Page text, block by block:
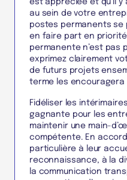
est appréciée et qu’il y
au sein de votre
postes permanents se
en faire part en
permanente n’est pas
exprimez clairement
de futurs projets
terme les encouragera
Fidéliser les
gagnante pour les
maintenir une main-
compétente. En
particulière à leur
reconnaissance, à la
la communication